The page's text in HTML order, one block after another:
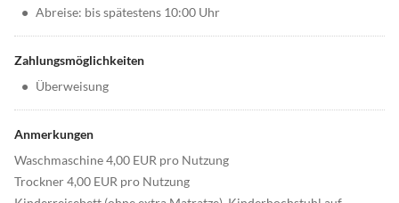
• Abreise: bis spätestens 10:00 Uhr
Zahlungsmöglichkeiten
• Überweisung
Anmerkungen
Waschmaschine 4,00 EUR pro Nutzung
Trockner 4,00 EUR pro Nutzung